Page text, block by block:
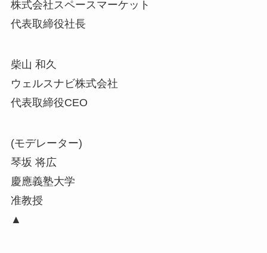
株式会社スペースマーケット
代表取締役社長
柴山 和久
ウェルスナビ株式会社
代表取締役CEO
(モデレーター)
琴坂 将広
慶應義塾大学
准教授
▲